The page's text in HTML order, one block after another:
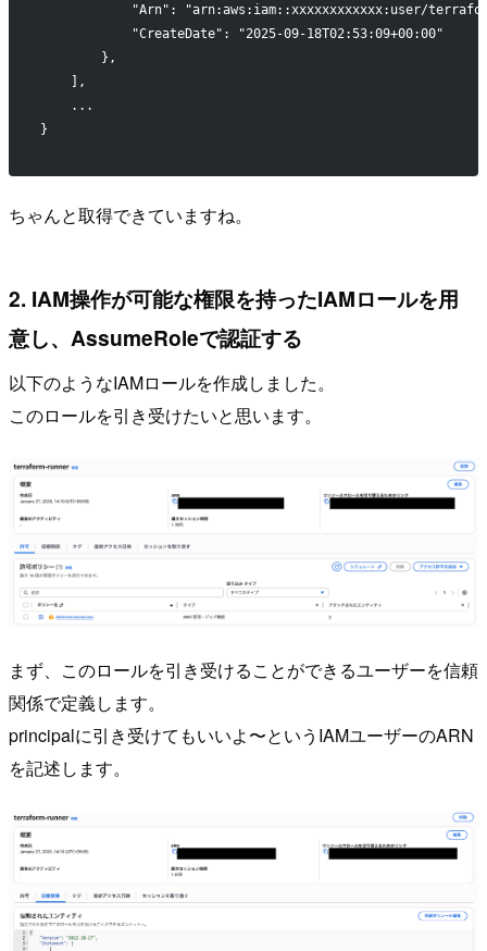
"Arn": "arn:aws:iam::xxxxxxxxxxxx:user/
            "CreateDate": "2025-09-18T02:53:09+00:00"
        },
    ],
    ...
}
ちゃんと取得できていますね。
2. IAM操作が可能な権限を持ったIAMロールを用
意し、AssumeRoleで認証する
以下のようなIAMロールを作成しました。
このロールを引き受けたいと思います。
まず、このロールを引き受けることができるユーザーを信頼
関係で定義します。
principalに引き受けてもいいよ〜というIAMユーザーのARN
を記述します。